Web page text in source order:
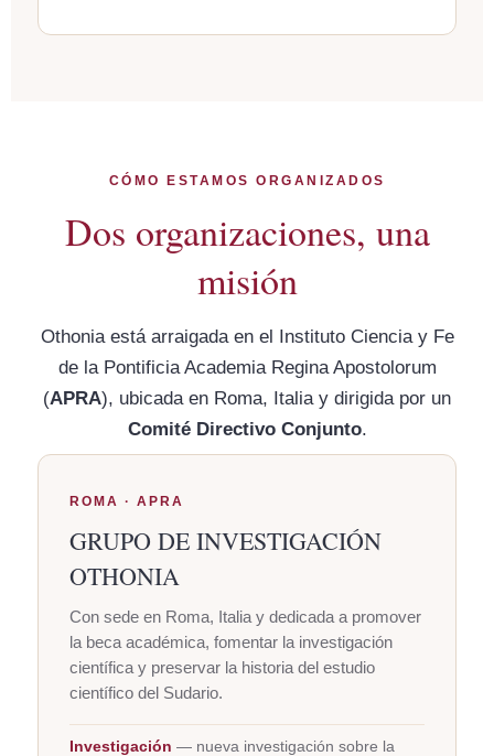
CÓMO ESTAMOS ORGANIZADOS
Dos organizaciones, una
misión
Othonia está arraigada en el Instituto Ciencia y Fe
de la Pontificia Academia Regina Apostolorum
(APRA), ubicada en Roma, Italia y dirigida por un
Comité Directivo Conjunto.
ROMA · APRA
GRUPO DE INVESTIGACIÓN
OTHONIA
Con sede en Roma, Italia y dedicada a promover
la beca académica, fomentar la investigación
científica y preservar la historia del estudio
científico del Sudario.
Investigación — nueva investigación sobre la